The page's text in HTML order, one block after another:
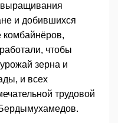
выращивания
и добившихся
комбайнёров,
чтобы
зерна и
и всех
трудовой